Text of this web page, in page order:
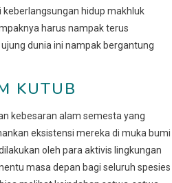
hidup makhluk
harus nampak terus
dunia ini nampak bergantung
KUTUB
kebesaran alam semesta yang
eksistensi mereka di muka bumi
oleh para aktivis lingkungan
masa depan bagi seluruh spesies